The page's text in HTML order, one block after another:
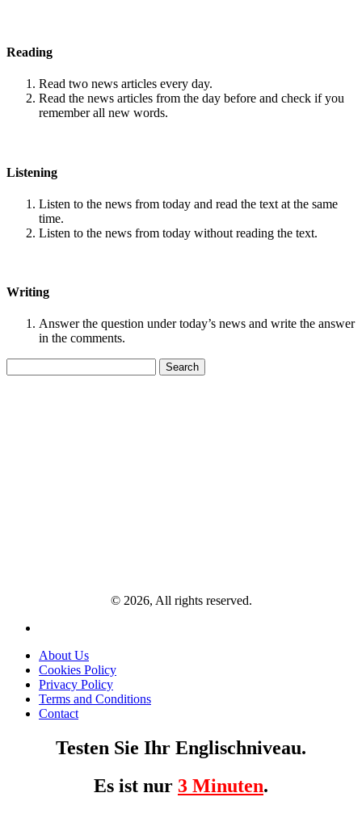
Reading
Read two news articles every day.
Read the news articles from the day before and check if you
remember all new words.
Listening
Listen to the news from today and read the text at the same
time.
Listen to the news from today without reading the text.
Writing
Answer the question under today’s news and write the answer
in the comments.
for:
© 2026, All rights reserved.
About Us
Cookies Policy
Privacy Policy
Terms and Conditions
Contact
Testen Sie Ihr Englischniveau.
Es ist nur 3 Minuten.